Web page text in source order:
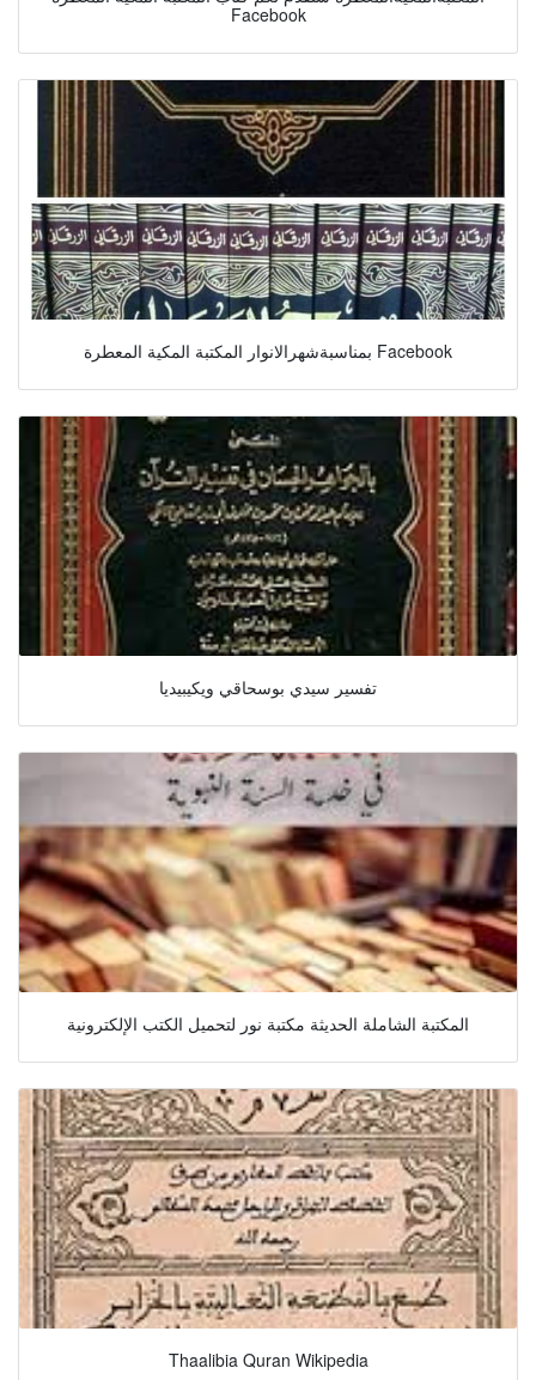
Facebook
بمناسبةشهرالانوار المكتبة المكية المعطرة Facebook
تفسير سيدي بوسحاقي ويكيبيديا
المكتبة الشاملة الحديثة مكتبة نور لتحميل الكتب الإلكترونية
Thaalibia Quran Wikipedia